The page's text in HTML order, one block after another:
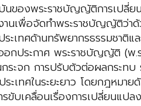
ของพระราชบัญญัติการเปลี่ย
านเพื่อจัดทำพระราชบัญญัติว่
ะเทศด้านทรัพยากรธรรมชา
อกประกาศ พระราชบัญญัติ (พ.
กระจก การปรับตัวต่อผลกระทบ
ระเทศในระยะยาว โดยกฎหม
รขับเคลื่อนเรื่องการเปลี่ยนแป